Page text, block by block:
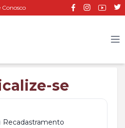
Conosco
se
Recadastramento